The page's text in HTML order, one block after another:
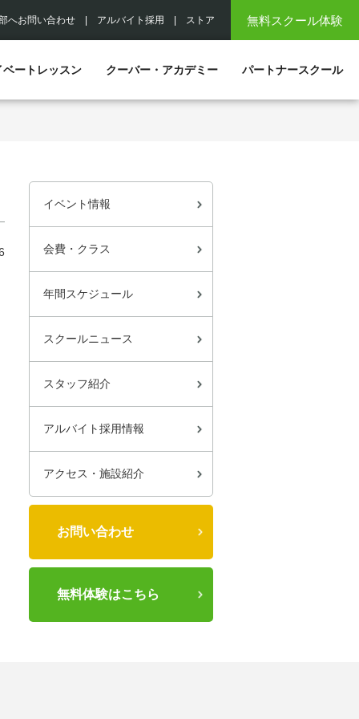
無料スクール体験
へお問い合わせ アルバイト採用 ストア
ベートレッスン クーバー・アカデミー パートナースクール
イベント情報
会費・クラス
年間スケジュール
スクールニュース
スタッフ紹介
アルバイト採用情報
アクセス・施設紹介
お問い合わせ
無料体験はこちら